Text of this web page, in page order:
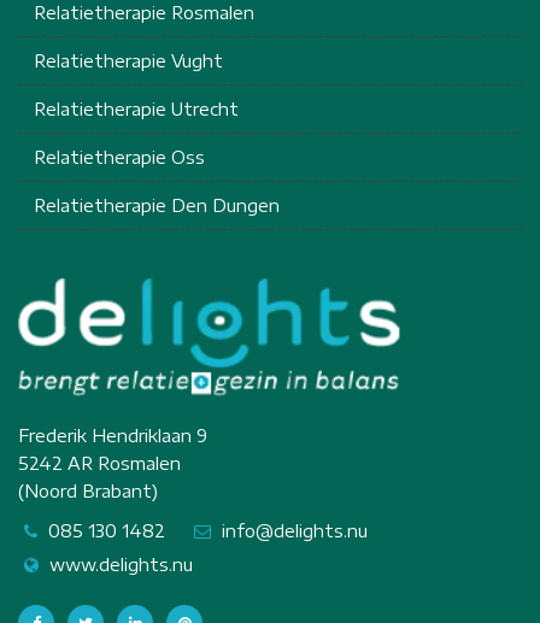
Relatietherapie Rosmalen
Relatietherapie Vught
Relatietherapie Utrecht
Relatietherapie Oss
Relatietherapie Den Dungen
Frederik Hendriklaan 9
5242 AR Rosmalen
(Noord Brabant)
085 130 1482
info@delights.nu
www.delights.nu